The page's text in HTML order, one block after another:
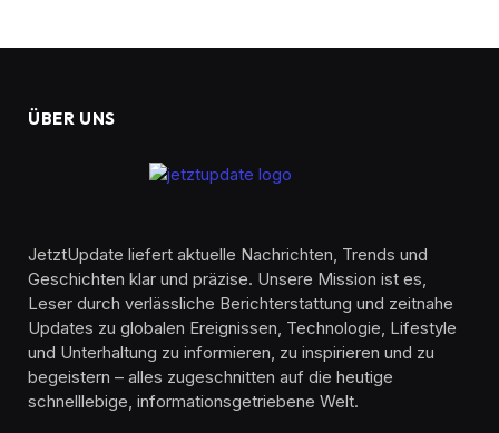
ÜBER UNS
JetztUpdate liefert aktuelle Nachrichten, Trends und
Geschichten klar und präzise. Unsere Mission ist es,
Leser durch verlässliche Berichterstattung und zeitnahe
Updates zu globalen Ereignissen, Technologie, Lifestyle
und Unterhaltung zu informieren, zu inspirieren und zu
begeistern – alles zugeschnitten auf die heutige
schnelllebige, informationsgetriebene Welt.